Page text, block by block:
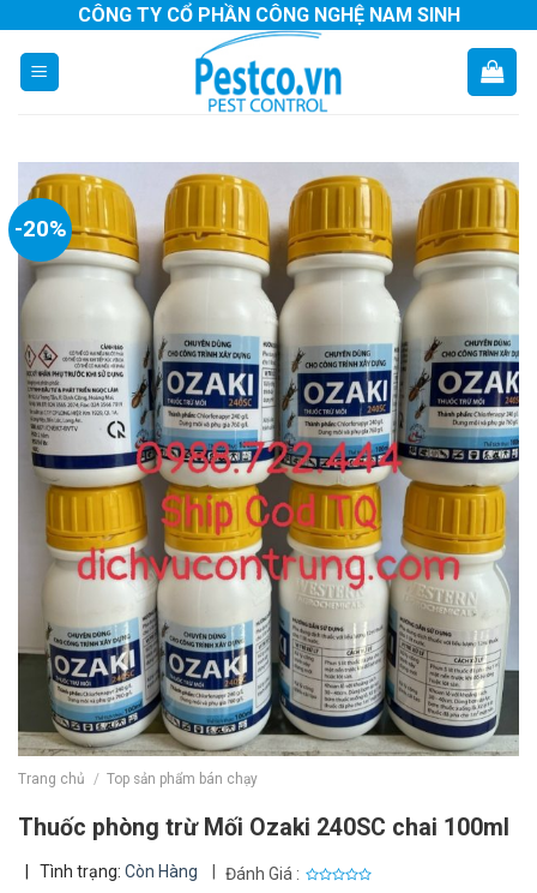
content
CÔNG TY CỔ PHẦN CÔNG NGHỆ NAM SINH
-20%
Trang chủ / Top sản phẩm bán chạy
Thuốc phòng trừ Mối Ozaki 240SC chai 100ml
Tình trạng: Còn Hàng Đánh Giá :